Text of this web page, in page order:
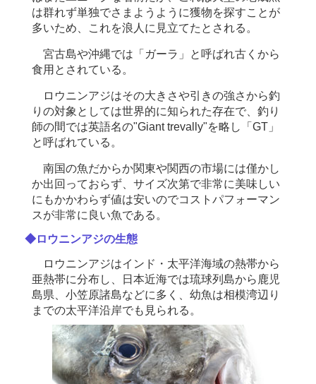
は群れず単独でさまようように獲物を探すことが
多いため、これを浪人に見立てたとされる。
宮古島や沖縄では「ガーラ」と呼ばれ古くから
食用とされている。
ロウニンアジはその大きさや引きの強さから釣
りの対象としては世界的に知られた存在で、釣り
師の間では英語名の"Giant trevally"を略し「GT」
と呼ばれている。
南国の魚だからか関東や関西の市場には僅かし
か出回っておらず、サイズ次第で非常に美味しい
にもかかわらず値は安いのでコストパフォーマン
スが非常に良い魚である。
◆ロウニンアジの生態
ロウニンアジはインド・太平洋海域の熱帯から
亜熱帯に分布し、日本近海では琉球列島から鹿児
島県、小笠原諸島などに多く、幼魚は相模湾辺り
までの太平洋沿岸でも見られる。